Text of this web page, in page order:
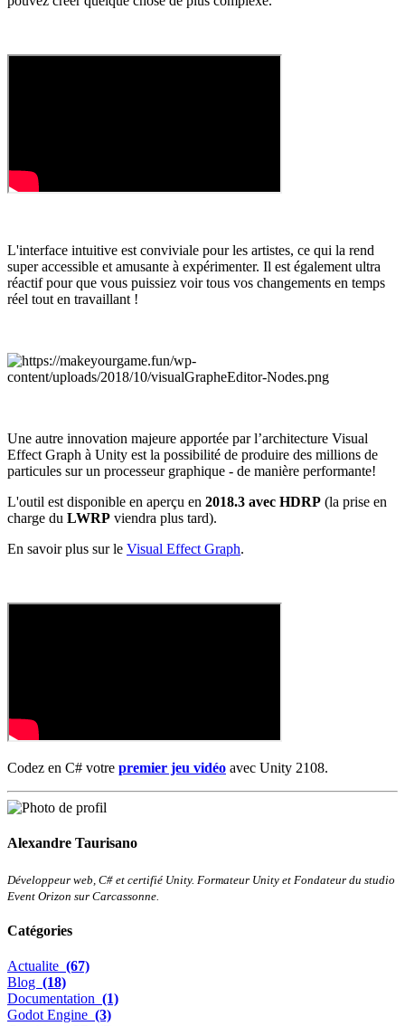
L'interface intuitive est conviviale pour les artistes, ce qui la rend
super accessible et amusante à expérimenter. Il est également ultra
réactif pour que vous puissiez voir tous vos changements en temps
réel tout en travaillant !
Une autre innovation majeure apportée par l’architecture Visual
Effect Graph à Unity est la possibilité de produire des millions de
particules sur un processeur graphique - de manière performante!
L'outil est disponible en aperçu en 2018.3 avec HDRP (la prise en
charge du LWRP viendra plus tard).
En savoir plus sur le Visual Effect Graph.
Codez en C# votre premier jeu vidéo avec Unity 2108.
Alexandre Taurisano
Développeur web, C# et certifié Unity. Formateur Unity et Fondateur du studio
Event Orizon sur Carcassonne.
Catégories
Actualite (67)
Blog (18)
Documentation (1)
Godot Engine (3)